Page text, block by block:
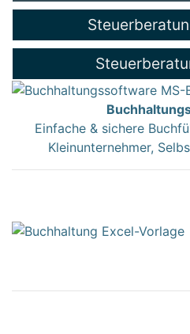
Einfache & sichere
Kleinunternehmer,